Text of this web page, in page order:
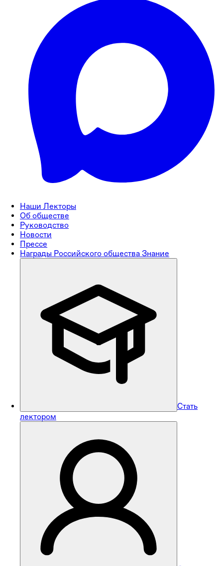
Наши Лекторы
Об обществе
Руководство
Новости
Прессе
Награды Российского общества Знание
Стать
лектором